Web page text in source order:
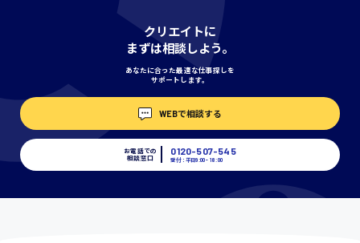
時給1400円〜
クリエイトに
まずは相談しよう。
あなたに合った最適な仕事探しを
サポートします。
WEBで相談する
お電話での
相談窓口
0120-507-545
受付：平日9:00 - 18:00